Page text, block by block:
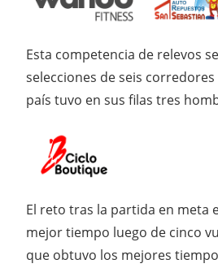
Esta competencia de relevos
selecciones de seis
país tuvo en sus filas tres
El reto tras la partida en meta
mejor tiempo luego de cinco
que obtuvo los mejores